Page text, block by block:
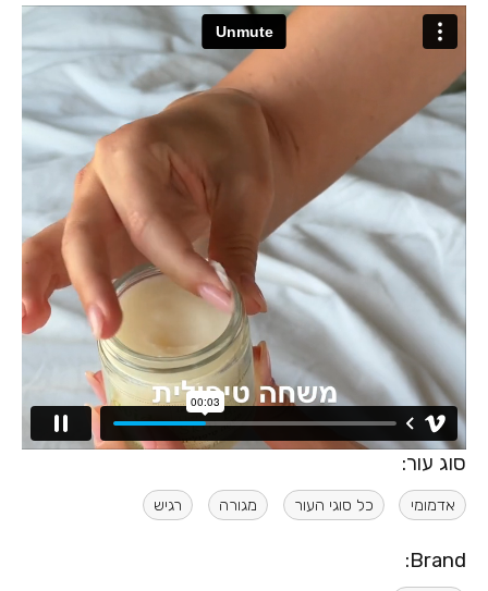
סוג עור:
אדמומי כל סוגי העור מגורה רגיש
Brand: